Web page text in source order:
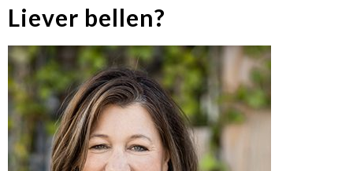
Liever bellen?